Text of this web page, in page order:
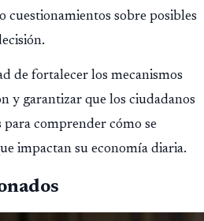
cuestionamientos sobre posibles
de fortalecer los mecanismos
y garantizar que los ciudadanos
comprender cómo se
impactan su economía diaria.